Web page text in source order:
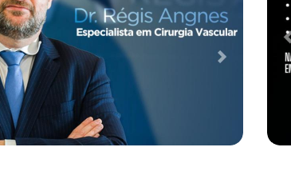
Case de Otimização de SEO para
Empresa de TI e Segurança da
Informação
Desenvolvimento Web
Performance